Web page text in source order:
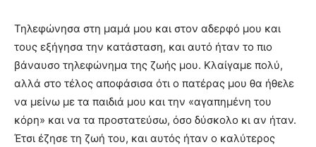
Τηλεφώνησα στη μαμά μου και στον αδερφό μου και
τους εξήγησα την κατάσταση, και αυτό ήταν το πιο
βάναυσο τηλεφώνημα της ζωής μου. Κλαίγαμε πολύ,
αλλά στο τέλος αποφάσισα ότι ο πατέρας μου θα ήθελε
να μείνω με τα παιδιά μου και την «αγαπημένη του
κόρη» και να τα προστατεύσω, όσο δύσκολο κι αν ήταν.
Έτσι έζησε τη ζωή του, και αυτός ήταν ο καλύτερος